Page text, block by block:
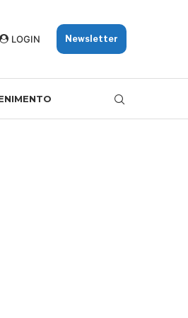
LOGIN Newsletter